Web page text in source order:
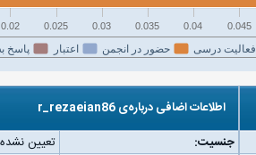
فعالیت درسی حضور در انجمن اعتبار پاسخ
0.02 0.025 0.03 0.035 0.04 0.045
اطلاعات اضافی درباره‌ی r_rezaeian86
جنسیت:
تعیین نشده